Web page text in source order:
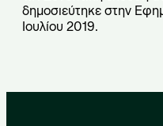
δημοσιεύτηκε στην
Ιουλίου 2019.